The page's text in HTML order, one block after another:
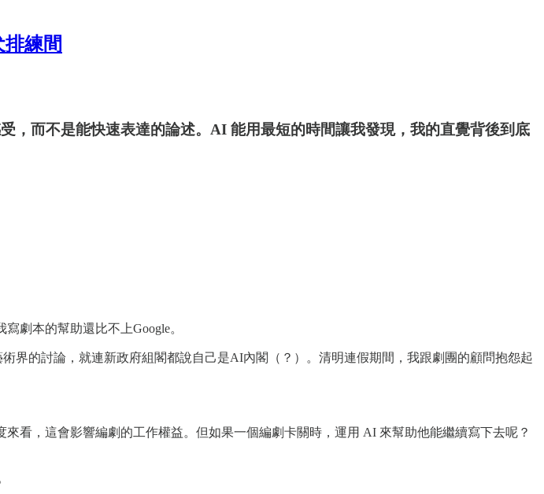
排練間
，而不是能快速表達的論述。AI 能用最短的時間讓我發現，我的直覺背後到底
劇本的幫助還比不上Google。
界的討論，就連新政府組閣都說自己是AI內閣（？）。清明連假期間，我跟劇團的顧問抱怨起
看，這會影響編劇的工作權益。但如果一個編劇卡關時，運用 AI 來幫助他能繼續寫下去呢？